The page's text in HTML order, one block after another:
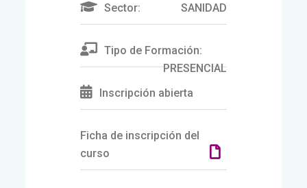
Sector: SANIDAD
Tipo de Formación:
PRESENCIAL
Inscripción abierta
Ficha de inscripción del
curso